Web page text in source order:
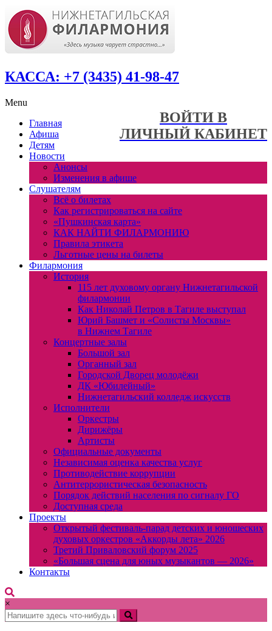
КАССА: +7 (3435) 41-98-47
ВОЙТИ В
ЛИЧНЫЙ КАБИНЕТ
Menu
Главная
Афиша
Детям
Новости
Анонсы
Изменения в афише
Слушателям
Всё о билетах
Как регистрироваться на сайте
«Пушкинская карта»
КАК НАЙТИ ФИЛАРМОНИЮ
Правила этикета
Льготные цены на билеты
Филармония
История
115 лет духовому органу Нижнетагильской
филармонии
Как Николай Петров в Тагиле выступал
Юрий Башмет и «Солисты Москвы»
в Нижнем Тагиле
Концертные залы
Большой зал
Органный зал
Городской Дворец молодёжи
ДК «Юбилейный»
Нижнетагильский колледж искусств
Исполнители
Оркестры
Дирижёры
Артисты
Официальные документы
Независимая оценка качества услуг
Противодействие коррупции
Антитеррористическая безопасность
Порядок действий населения по сигналу ГО
Доступная среда
Проекты
Открытый фестиваль-парад детских и юношеских
духовых оркестров «Аккорды лета» 2026
Третий Приваловский форум 2025
«Большая сцена для юных музыкантов — 2026»
Контакты
×